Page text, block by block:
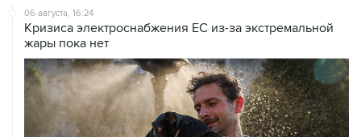
06 августа, 16:24
Кризиса электроснабжения ЕС из-за экстремальной
жары пока нет